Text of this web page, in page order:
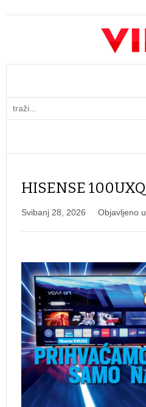
HISENSE 100UXQ
Svibanj 28, 2026 Objavljeno u